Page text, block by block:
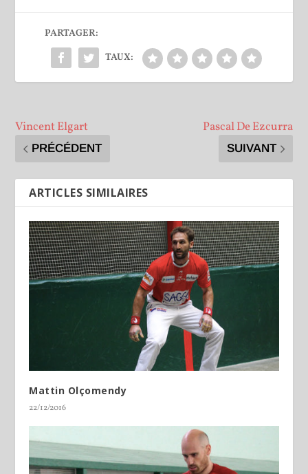
PARTAGER:
TAUX:
Vincent Elgart
PRÉCÉDENT
Pascal De Ezcurra
SUIVANT
ARTICLES SIMILAIRES
Mattin Olçomendy
22/12/2016